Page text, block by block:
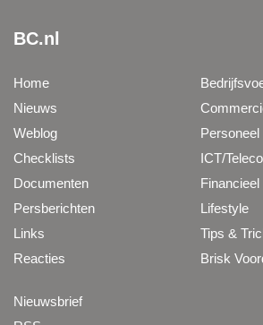
BC.nl
Home
Nieuws
Weblog
Checklists
Documenten
Persberichten
Links
Reacties
Personeel
ICT/
Financieel
Lifestyle
Tips &
Brisk
Nieuwsbrief